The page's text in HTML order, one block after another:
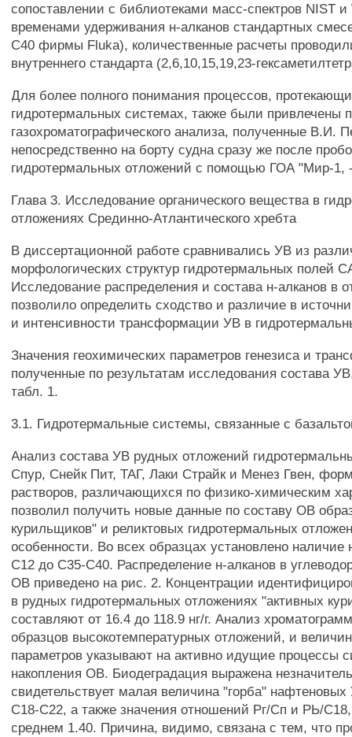
сопоставлении с библиотеками масс-спектров NIST и
временами удерживания н-алканов стандартных
С40 фирмы Fluka), количественные расчеты
внутреннего стандарта (2,6,10,15,19,23-
Для более полного понимания процессов,
гидротермальных системах, также были привлечены
газохроматографического анализа, полученные В.И.
непосредственно на борту судна сразу же после
гидротермальных отложений с помощью ГОА "Мир-1,
Глава 3. Исследование органического вещества в
отложениях Срединно-Атлантического хребта
В диссертационной работе сравнивались УВ из
морфологических структур гидротермальных полей
Исследование распределения и состава н-алканов в
позволило определить сходство и различие в
и интенсивности трансформации УВ в
Значения геохимических параметров генезиса и
полученные по результатам исследования состава
табл. 1.
3.1. Гидротермальные системы, связанные с
Анализ состава УВ рудных отложений
Спур, Снейк Пит, ТАГ, Лаки Страйк и Менез Гвен,
растворов, различающихся по физико-химическим
позволил получить новые данные по составу ОВ
курильщиков" и реликтовых гидротермальных
особенности. Во всех образцах установлено наличие
С12 до С35-С40. Распределение н-алканов в
ОВ приведено на рис. 2. Концентрации
в рудных гидротермальных отложениях "активных
составляют от 16.4 до 118.9 нг/г. Анализ
образцов высокотемпературных отложений, и
параметров указывают на активно идущие процессы
накопления ОВ. Биодеградация выражена
свидетельствует малая величина "горба"
С18-С22, а также значения отношений Рг/Сп и РЬ/
среднем 1.40. Причина, видимо, связана с тем, что